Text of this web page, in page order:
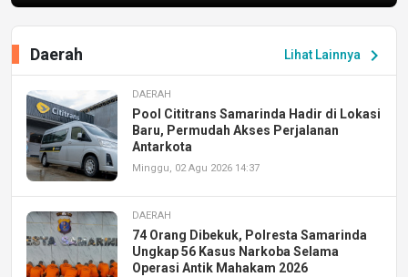
Lihat Lainnya chevron_right
Daerah
DAERAH
Pool Cititrans Samarinda Hadir di Lokasi
Baru, Permudah Akses Perjalanan
Antarkota
Minggu, 02 Agu 2026 14:37
DAERAH
74 Orang Dibekuk, Polresta Samarinda
Ungkap 56 Kasus Narkoba Selama
Operasi Antik Mahakam 2026